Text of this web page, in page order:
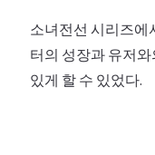
소녀전선 시리즈에
터의 성장과 유저
있게 할 수 있었다.